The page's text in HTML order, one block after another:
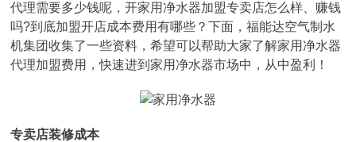
代理需要多少钱呢，开家用净水器加盟专卖店怎么样、赚钱
吗?到底加盟开店成本费用有哪些？下面，福能达空气制水
机集团收集了一些资料，希望可以帮助大家了解家用净水器
代理加盟费用，快速进到家用净水器市场中，从中盈利！
专卖店装修成本